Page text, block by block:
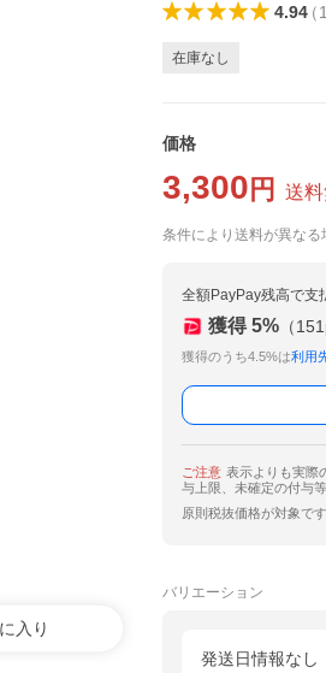
入り
4.94（
在庫なし
価格
3,300 円 送
条件により送料が異なる
全額PayPay残高で支
獲得 5% （151
獲得のうち4.5%は利用
ご注意 表示よりも実際
与上限、未確定の付与等
原則税抜価格が対象で
バリエーション
発送日情報なし